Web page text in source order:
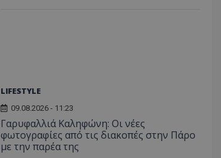
LIFESTYLE
09.08.2026 - 11:23
Γαρυφαλλιά Καληφώνη: Οι νέες
φωτογραφίες από τις διακοπές στην Πάρο
με την παρέα της